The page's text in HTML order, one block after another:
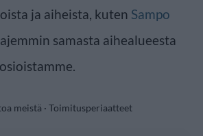
ja aiheista, kuten Sampo
samasta aihealueesta
meistä · Toimitusperiaatteet